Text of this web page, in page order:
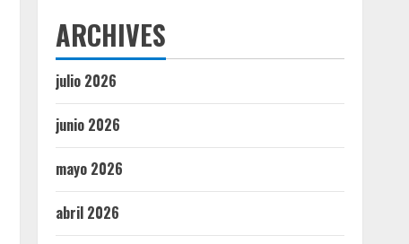
ARCHIVES
julio 2026
junio 2026
mayo 2026
abril 2026